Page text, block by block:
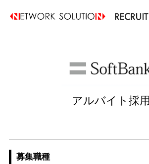
アルバイト採用
募集職種